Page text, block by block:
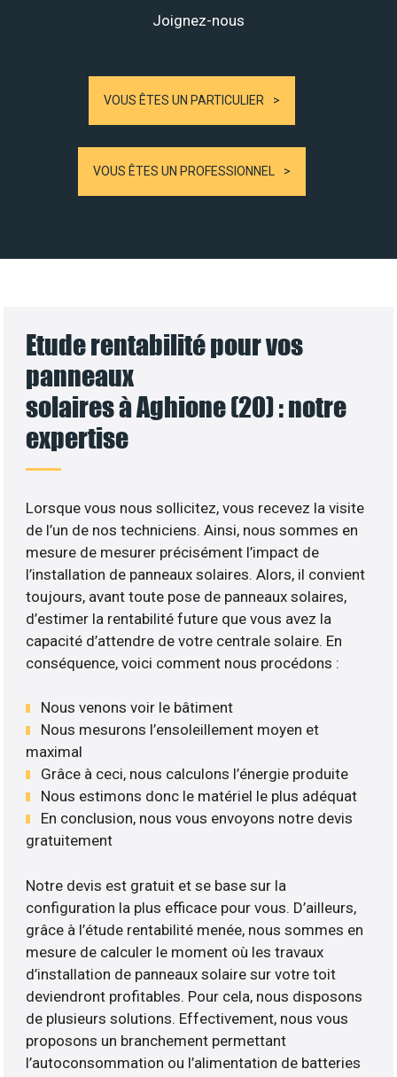
Joignez-nous
VOUS ÊTES UN PARTICULIER
VOUS ÊTES UN PROFESSIONNEL
Etude rentabilité pour vos
panneaux
solaires à Aghione (20) : notre
expertise
Lorsque vous nous sollicitez, vous recevez la visite
de l’un de nos techniciens. Ainsi, nous sommes en
mesure de mesurer précisément l’impact de
l’installation de panneaux solaires. Alors, il convient
toujours, avant toute pose de panneaux solaires,
d’estimer la rentabilité future que vous avez la
capacité d’attendre de votre centrale solaire. En
conséquence, voici comment nous procédons :
Nous venons voir le bâtiment
Nous mesurons l’ensoleillement moyen et
maximal
Grâce à ceci, nous calculons l’énergie produite
Nous estimons donc le matériel le plus adéquat
En conclusion, nous vous envoyons notre devis
gratuitement
Notre devis est gratuit et se base sur la
configuration la plus efficace pour vous. D’ailleurs,
grâce à l’étude rentabilité menée, nous sommes en
mesure de calculer le moment où les travaux
d’installation de panneaux solaire sur votre toit
deviendront profitables. Pour cela, nous disposons
de plusieurs solutions. Effectivement, nous vous
proposons un branchement permettant
l’autoconsommation ou l’alimentation de batteries